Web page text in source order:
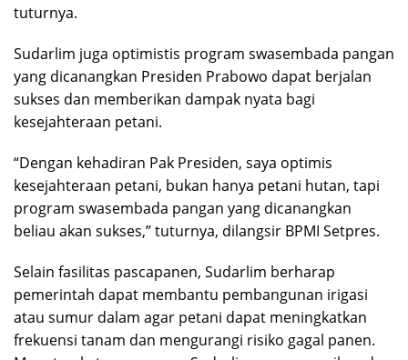
tuturnya.
Sudarlim juga optimistis program swasembada pangan
yang dicanangkan Presiden Prabowo dapat berjalan
sukses dan memberikan dampak nyata bagi
kesejahteraan petani.
“Dengan kehadiran Pak Presiden, saya optimis
kesejahteraan petani, bukan hanya petani hutan, tapi
program swasembada pangan yang dicanangkan
beliau akan sukses,” tuturnya, dilangsir BPMI Setpres.
Selain fasilitas pascapanen, Sudarlim berharap
pemerintah dapat membantu pembangunan irigasi
atau sumur dalam agar petani dapat meningkatkan
frekuensi tanam dan mengurangi risiko gagal panen.